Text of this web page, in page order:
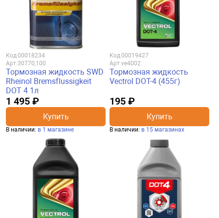
Код00018234
Арт.30770,100
Тормозная жидкость SWD
Rheinol Bremsflussigkeit
DOT 4 1л
1 495 ₽
Купить
В наличии: в 1 магазине
Код00019427
Арт.ve4002
Тормозная жидкость
Vectrol DOT-4 (455г)
195 ₽
Купить
В наличии: в 15 магазинах